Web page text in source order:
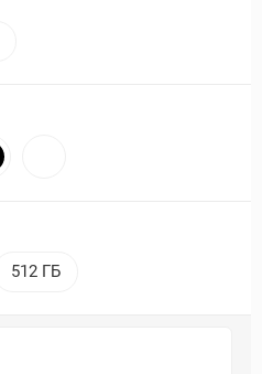
512 ГБ